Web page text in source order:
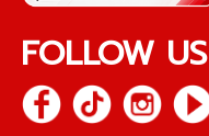
FOLLOW US